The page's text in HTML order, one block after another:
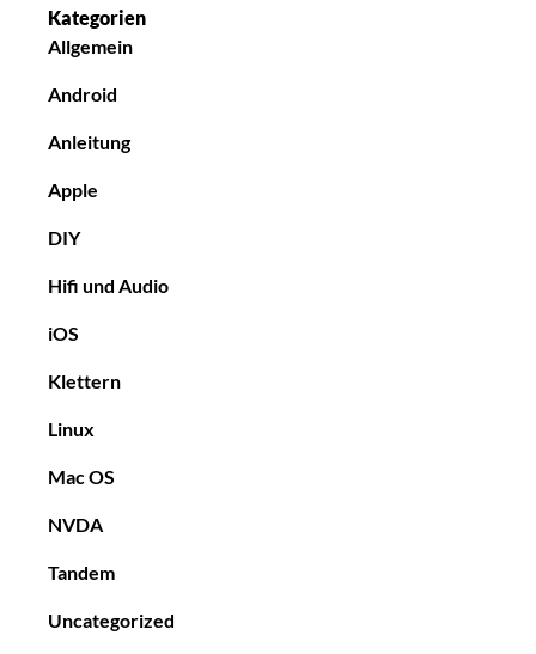
Kategorien
Allgemein
Android
Anleitung
Apple
DIY
Hifi und Audio
iOS
Klettern
Linux
Mac OS
NVDA
Tandem
Uncategorized